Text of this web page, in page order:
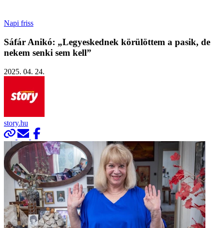
Napi friss
Sáfár Anikó: „Legyeskednek körülöttem a pasik, de
nekem senki sem kell”
2025. 04. 24.
story.hu